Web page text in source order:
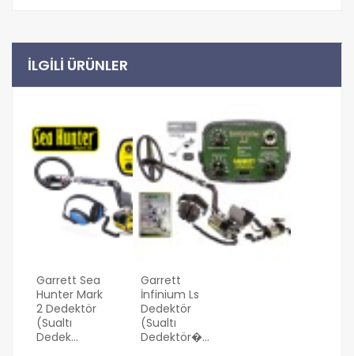
ILGILI ÜRÜNLER
Garrett Sea
Hunter Mark
2 Dedektör
(Sualtı
Dedek...
Garrett
İnfinium Ls
Dedektör
(sualtı
Dedektör�...